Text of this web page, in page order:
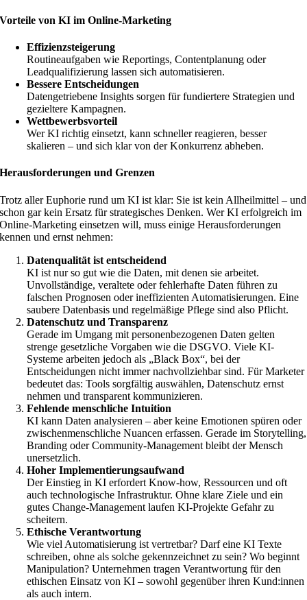
Vorteile von KI im Online-Marketing
Effizienzsteigerung
Routineaufgaben wie Reportings, Contentplanung oder
Leadqualifizierung lassen sich automatisieren.
Bessere Entscheidungen
Datengetriebene Insights sorgen für fundiertere Strategien und
gezieltere Kampagnen.
Wettbewerbsvorteil
Wer KI richtig einsetzt, kann schneller reagieren, besser
skalieren – und sich klar von der Konkurrenz abheben.
Herausforderungen und Grenzen
Trotz aller Euphorie rund um KI ist klar: Sie ist kein Allheilmittel – und
schon gar kein Ersatz für strategisches Denken. Wer KI erfolgreich im
Online-Marketing einsetzen will, muss einige Herausforderungen
kennen und ernst nehmen:
Datenqualität ist entscheidend
KI ist nur so gut wie die Daten, mit denen sie arbeitet.
Unvollständige, veraltete oder fehlerhafte Daten führen zu
falschen Prognosen oder ineffizienten Automatisierungen. Eine
saubere Datenbasis und regelmäßige Pflege sind also Pflicht.
Datenschutz und Transparenz
Gerade im Umgang mit personenbezogenen Daten gelten
strenge gesetzliche Vorgaben wie die DSGVO. Viele KI-
Systeme arbeiten jedoch als „Black Box“, bei der
Entscheidungen nicht immer nachvollziehbar sind. Für Marketer
bedeutet das: Tools sorgfältig auswählen, Datenschutz ernst
nehmen und transparent kommunizieren.
Fehlende menschliche Intuition
KI kann Daten analysieren – aber keine Emotionen spüren oder
zwischenmenschliche Nuancen erfassen. Gerade im Storytelling,
Branding oder Community-Management bleibt der Mensch
unersetzlich.
Hoher Implementierungsaufwand
Der Einstieg in KI erfordert Know-how, Ressourcen und oft
auch technologische Infrastruktur. Ohne klare Ziele und ein
gutes Change-Management laufen KI-Projekte Gefahr zu
scheitern.
Ethische Verantwortung
Wie viel Automatisierung ist vertretbar? Darf eine KI Texte
schreiben, ohne als solche gekennzeichnet zu sein? Wo beginnt
Manipulation? Unternehmen tragen Verantwortung für den
ethischen Einsatz von KI – sowohl gegenüber ihren Kund:innen
als auch intern.